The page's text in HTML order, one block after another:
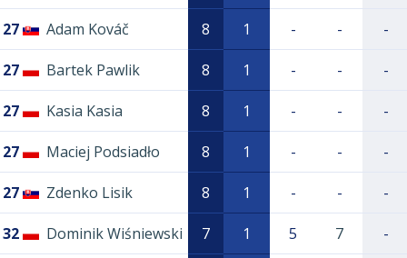
27 Adam Kováč 8 1 - - -
27 Bartek Pawlik 8 1 - - -
27 Kasia Kasia 8 1 - - -
27 Maciej Podsiadło 8 1 - - -
27 Zdenko Lisik 8 1 - - -
32 Dominik Wiśniewski 7 1 5 7 -